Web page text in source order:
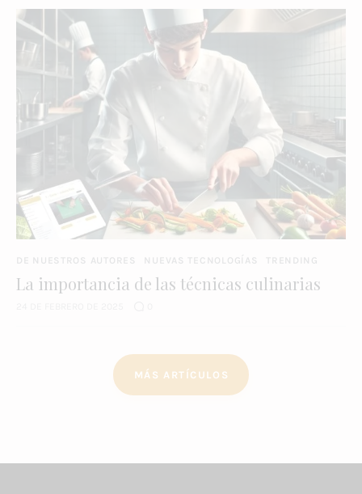
DE NUESTROS AUTORES NUEVAS TECNOLOGÍAS TRENDING
La importancia de las técnicas culinarias
MÁS ARTÍCULOS